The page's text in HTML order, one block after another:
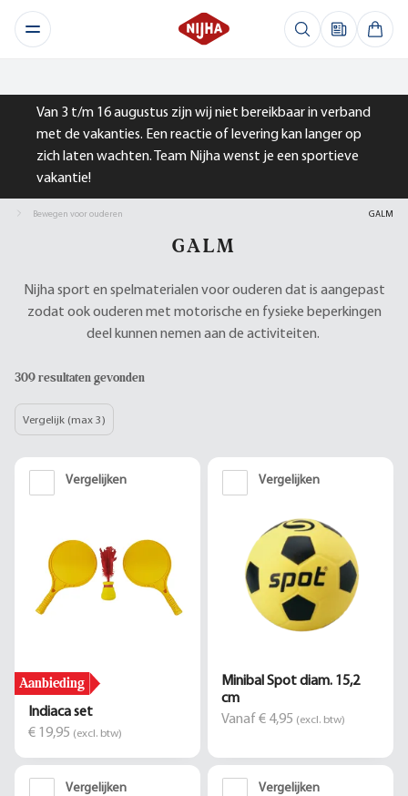
Van 3 t/m 16 augustus zijn wij niet bereikbaar in verband
met de vakanties. Een reactie of levering kan langer op
zich laten wachten. Team Nijha wenst je een sportieve
vakantie!
Bewegen voor ouderen GALM
GALM
Nijha sport en spelmaterialen voor ouderen dat is aangepast
zodat ook ouderen met motorische en fysieke beperkingen
deel kunnen nemen aan de activiteiten.
309 resultaten gevonden
Vergelijk (max 3)
Vergelijken
Aanbieding
Indiaca set
€ 19,95 (excl. btw)
Vergelijken
Minibal Spot diam. 15,2
cm
Vanaf € 4,95 (excl. btw)
Vergelijken Vergelijken